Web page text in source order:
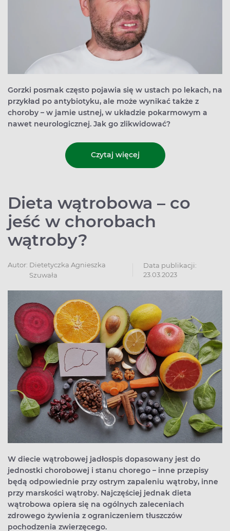
Gorzki posmak często pojawia się w ustach po lekach, na
przykład po antybiotyku, ale może wynikać także z
choroby – w jamie ustnej, w układzie pokarmowym a
nawet neurologicznej. Jak go zlikwidować?
Czytaj więcej
Dieta wątrobowa – co
jeść w chorobach
wątroby?
Autor: Dietetyczka Agnieszka
Szuwała
Data publikacji:
23.03.2023
W diecie wątrobowej jadłospis dopasowany jest do
jednostki chorobowej i stanu chorego – inne przepisy
będą odpowiednie przy ostrym zapaleniu wątroby, inne
przy marskości wątroby. Najczęściej jednak dieta
wątrobowa opiera się na ogólnych zaleceniach
zdrowego żywienia z ograniczeniem tłuszczów
pochodzenia zwierzęcego.